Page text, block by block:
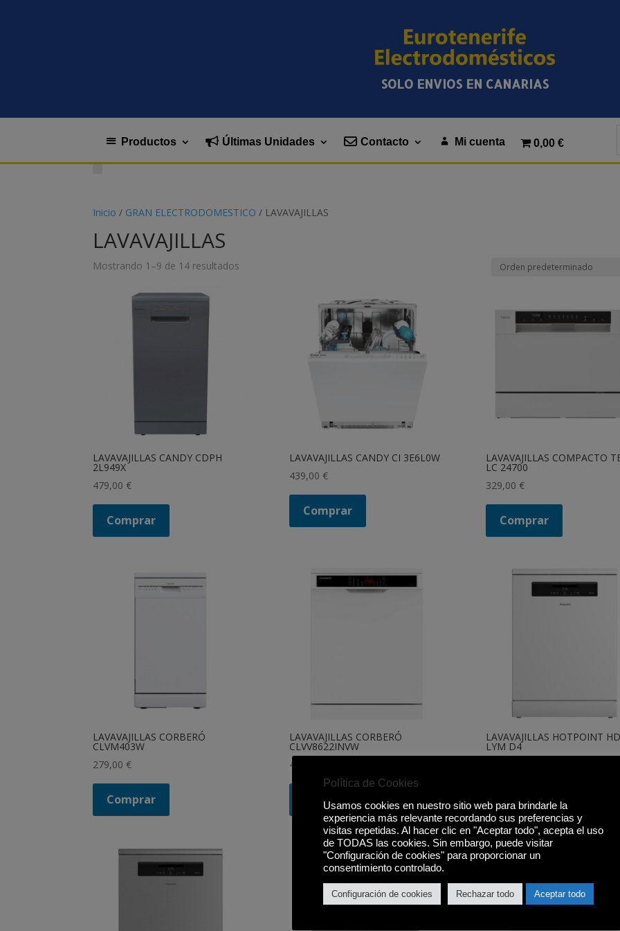
SOLO ENVIOS EN CANARIAS
Productos Últimas Unidades Contacto Mi cuenta 0,00 €
Inicio / GRAN ELECTRODOMESTICO / LAVAVAJILLAS
LAVAVAJILLAS
Mostrando 1–9 de 14 resultados
LAVAVAJILLAS CANDY CDPH
2L949X
479,00 €
Comprar
LAVAVAJILLAS CANDY CI 3E6L0W
439,00 €
Comprar
LAVAVAJILLAS COMPACTO
LC 24700
329,00 €
Comprar
LAVAVAJILLAS CORBERÓ
CLVM403W
279,00 €
Comprar
LAVAVAJILLAS CORBERÓ
CLVV8622INVW
419,00
Comprar
LAVAVAJILLAS HOTPOINT
LYM D4
Comprar
Política de Cookies
Usamos cookies en nuestro sitio web para brindarle la
experiencia más relevante recordando sus preferencias y
visitas repetidas. Al hacer clic en "Aceptar todo", acepta el uso
de TODAS las cookies. Sin embargo, puede visitar
"Configuración de cookies" para proporcionar un
consentimiento controlado.
Configuración de cookies Rechazar todo Aceptar todo